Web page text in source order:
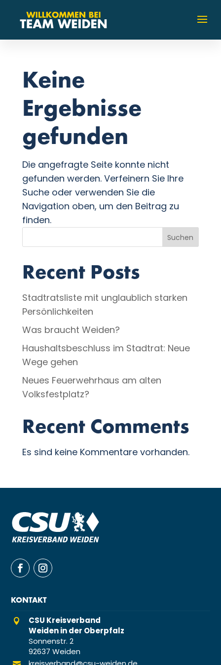
Keine
Ergebnisse
gefunden
Die angefragte Seite konnte nicht
gefunden werden. Verfeinern Sie Ihre
Suche oder verwenden Sie die
Navigation oben, um den Beitrag zu
finden.
Suchen
Recent Posts
Stadtratsliste mit unglaublich starken
Persönlichkeiten
Was braucht Weiden?
Haushaltsbeschluss im Stadtrat: Neue
Wege gehen
Neues Feuerwehrhaus am alten
Volksfestplatz?
Recent Comments
Es sind keine Kommentare vorhanden.
KONTAKT

CSU Kreisverband
Weiden in der Oberpfalz
Sonnenstr. 2
92637 Weiden